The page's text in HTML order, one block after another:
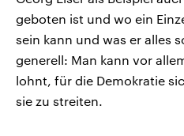
geboten ist und wo ein
sein kann und was er alles
generell: Man kann vor
lohnt, für die Demokratie
sie zu streiten.